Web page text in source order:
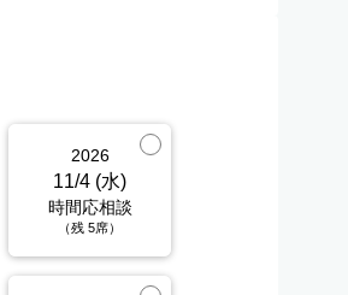
2026
11/4 (水)
時間応相談
（残 5席）